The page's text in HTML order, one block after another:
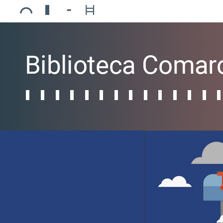
Ajuntament de Mollerussa
Biblioteca Comarcal Jaume Vila
Piscines de Mollerussa